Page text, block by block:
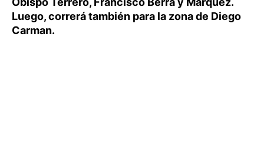
Luego, correrá también para la zona de Diego
Carman.